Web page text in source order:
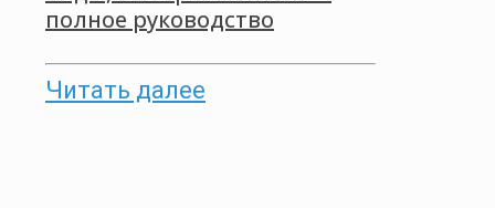
полное руководство
Читать далее